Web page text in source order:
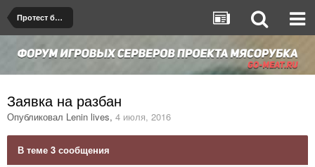
Протест бана/мута
Заявка на разбан
Опубликовал Lenin lives, 4 июля, 2016
В теме 3 сообщения